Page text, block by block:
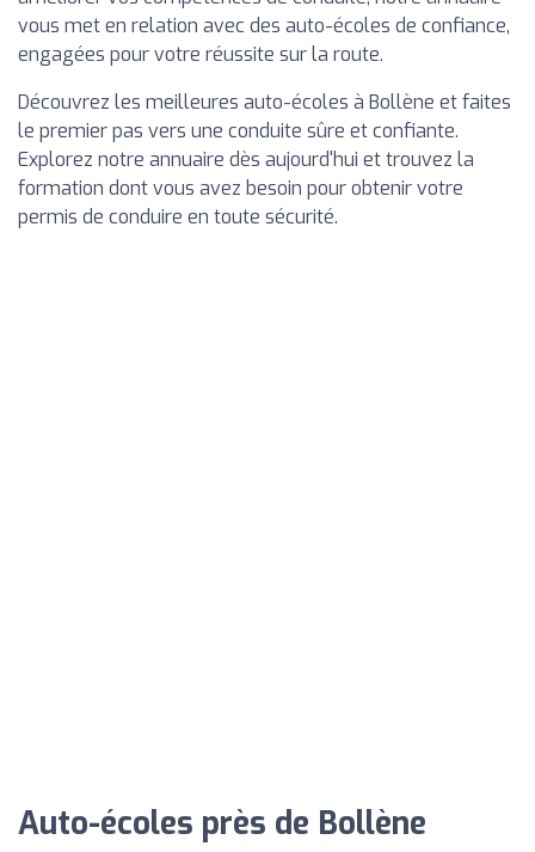
vous met en relation avec des auto-écoles de confiance,
engagées pour votre réussite sur la route.
Découvrez les meilleures auto-écoles à Bollène et faites
le premier pas vers une conduite sûre et confiante.
Explorez notre annuaire dès aujourd'hui et trouvez la
formation dont vous avez besoin pour obtenir votre
permis de conduire en toute sécurité.
Auto-écoles près de Bollène